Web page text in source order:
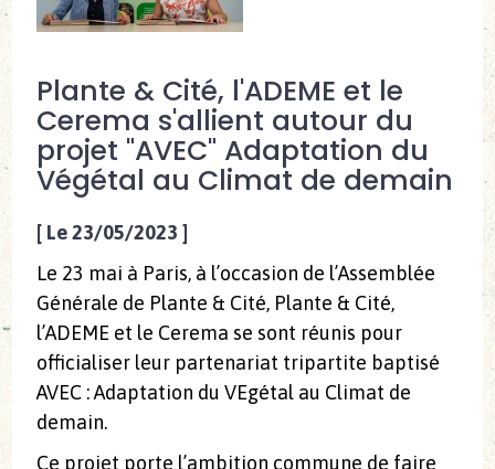
Plante & Cité, l'ADEME et le
Cerema s'allient autour du
projet "AVEC" Adaptation du
Végétal au Climat de demain
[ Le 23/05/2023 ]
Le 23 mai à Paris, à l’occasion de l’Assemblée
Générale de Plante & Cité, Plante & Cité,
l’ADEME et le Cerema se sont réunis pour
officialiser leur partenariat tripartite baptisé
AVEC : Adaptation du VEgétal au Climat de
demain.
Ce projet porte l’ambition commune de faire